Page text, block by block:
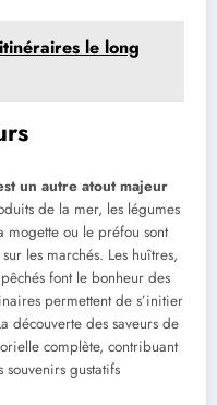
le long
un autre atout majeur
de la mer, les légumes
mogette ou le préfou sont
les marchés. Les huîtres,
font le bonheur des
permettent de s’initier
découverte des saveurs de
complète, contribuant
souvenirs gustatifs